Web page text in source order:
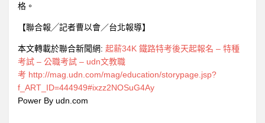
格。
【聯合報╱記者曹以會／台北報導】
本文轉載於聯合新聞網: 起薪34K 鐵路特考後天起報名 – 特種
考試 – 公職考試 – udn文教職
考 http://mag.udn.com/mag/education/storypage.jsp?
f_ART_ID=444949#ixzz2NOSuG4Ay
Power By udn.com